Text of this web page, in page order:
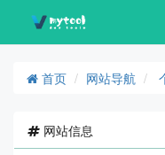
首页 网站导航
网站信息